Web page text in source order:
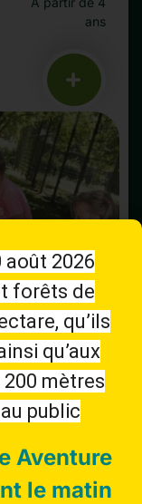
ans
Tout âge
août 2026
forêts de
qu’ils
qu’aux
mètres
public
Aventure
le matin